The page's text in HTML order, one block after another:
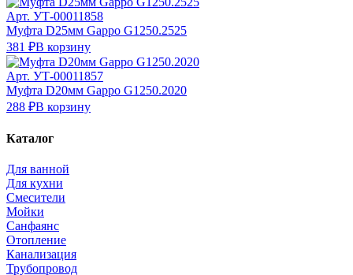
Арт. УТ-00011858
Муфта D25мм Gappo G1250.2525
381 ₽В корзину
Арт. УТ-00011857
Муфта D20мм Gappo G1250.2020
288 ₽В корзину
Каталог
Для ванной
Для кухни
Смесители
Мойки
Санфаянс
Отопление
Канализация
Трубопровод